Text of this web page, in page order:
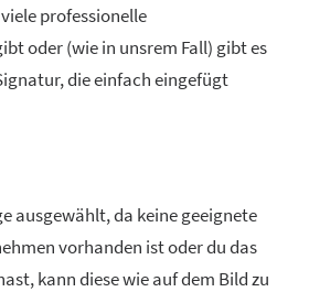
professionelle
oder (wie in unsrem Fall) gibt es
die einfach eingefügt
ausgewählt, da keine geeignete
vorhanden ist oder du das
kann diese wie auf dem Bild zu